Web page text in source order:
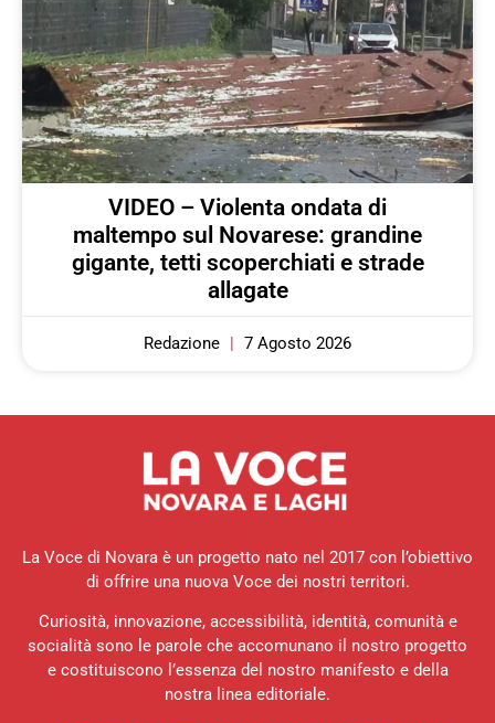
VIDEO – Violenta ondata di
maltempo sul Novarese: grandine
gigante, tetti scoperchiati e strade
allagate
Redazione 7 Agosto 2026
La Voce di Novara è un progetto nato nel 2017 con l’obiettivo
di offrire una nuova Voce dei nostri territori.
Curiosità, innovazione, accessibilità, identità, comunità e
socialità sono le parole che accomunano il nostro progetto
e costituiscono l’essenza del nostro manifesto e della
nostra linea editoriale.